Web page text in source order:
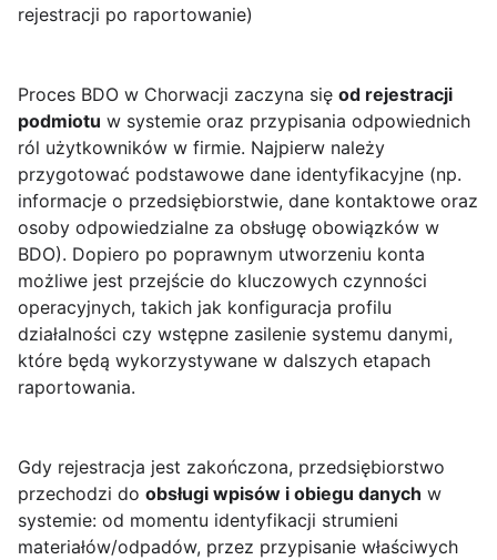
rejestracji po raportowanie)
Proces BDO w Chorwacji zaczyna się od rejestracji
podmiotu w systemie oraz przypisania odpowiednich
ról użytkowników w firmie. Najpierw należy
przygotować podstawowe dane identyfikacyjne (np.
informacje o przedsiębiorstwie, dane kontaktowe oraz
osoby odpowiedzialne za obsługę obowiązków w
BDO). Dopiero po poprawnym utworzeniu konta
możliwe jest przejście do kluczowych czynności
operacyjnych, takich jak konfiguracja profilu
działalności czy wstępne zasilenie systemu danymi,
które będą wykorzystywane w dalszych etapach
raportowania.
Gdy rejestracja jest zakończona, przedsiębiorstwo
przechodzi do obsługi wpisów i obiegu danych w
systemie: od momentu identyfikacji strumieni
materiałów/odpadów, przez przypisanie właściwych